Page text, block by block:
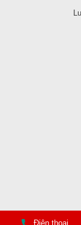
Điện thoại